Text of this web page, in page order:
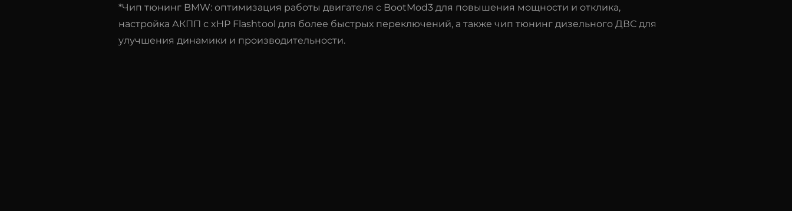
*Чип тюнинг BMW: оптимизация работы двигателя с BootMod3 для повышения мощности и отклика,
настройка АКПП с xHP Flashtool для более быстрых переключений, а также чип тюнинг дизельного ДВС для
улучшения динамики и производительности.